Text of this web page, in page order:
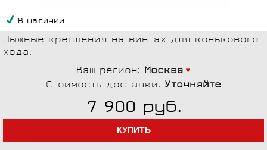
В наличии
Лыжные крепления на винтах для конькового
хода.
Ваш регион: Москва
Стоимость доставки: Уточняйте
7 900 руб.